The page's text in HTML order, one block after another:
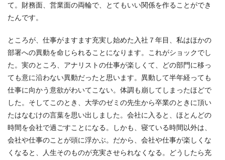
て。財務面、営業面の両輪で、とてもいい関係を作ることができ
たんです。
ところが、仕事がますます充実し始めた入社７年目、私はほかの
部署への異動を命じられることになります。これがショックでし
た。実のところ、アナリストの仕事が楽しくて、どの部門に移っ
ても意に沿わない異動だったと思います。異動して半年経っても
仕事に向かう意欲がわいてこない。体調も崩してしまったほどで
した。そしてこのとき、大学のゼミの先生から卒業のときに頂い
たはなむけの言葉を思い出しました。会社に入ると、ほとんどの
時間を会社で過ごすことになる。しかも、寝ている時間以外は、
会社や仕事のことが頭に浮かぶ。だから、会社や仕事が楽しくな
くなると、人生そのものが充実させられなくなる。どうしたら充